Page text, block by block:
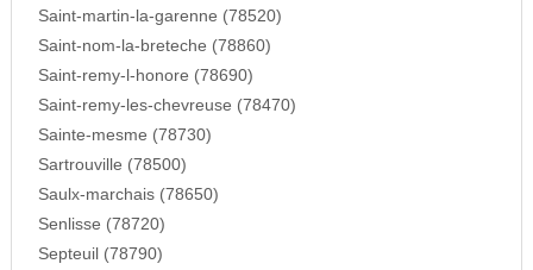
Saint-martin-la-garenne (78520)
Saint-nom-la-breteche (78860)
Saint-remy-l-honore (78690)
Saint-remy-les-chevreuse (78470)
Sainte-mesme (78730)
Sartrouville (78500)
Saulx-marchais (78650)
Senlisse (78720)
Septeuil (78790)